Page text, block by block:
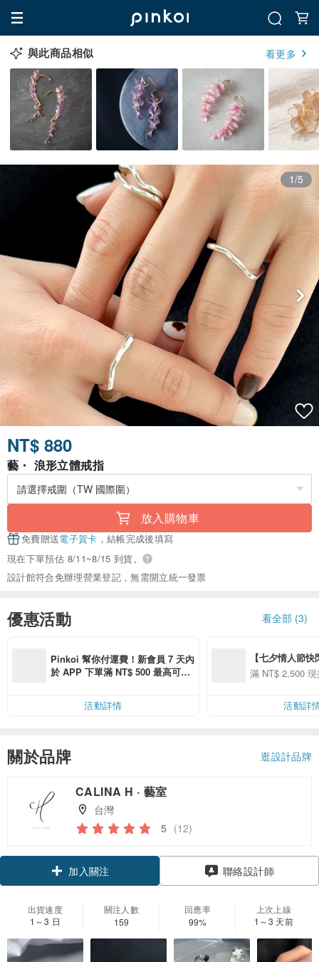
與此商品相似 看更多
1/5
NT$ 880
藝・ 浪形立體戒指
放入購物車
免費贈送電子賀卡 ，結帳完成後填寫
現在下單預估 8/11~8/15 到貨。
設計館符合免辦理營業登記，無需開立統一發票
優惠活動 看全部 (3)
Pinkoi 幫你付運費！新會員 7 天內
於 APP 下單滿 NT$ 500 最高可折
活動詳情
【七夕情人節
用 APP 購買任
滿 NT$ 2,500
活動詳
關於品牌 逛設計品牌
CALINA H · 藝室
台灣
5 (12)
加入關注 聯絡設計師
出貨速度
1～3 日
關注人數
159
回應率
99%
上次上線
1～3 天前